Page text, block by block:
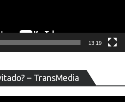
13:19
– TransMedia
de